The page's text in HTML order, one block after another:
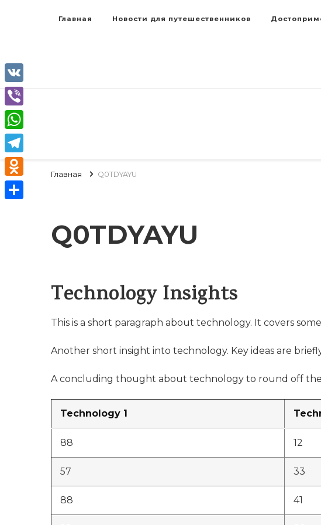
Главная Новости для путешественников
Главная Q0TDYAYU
Q0TDYAYU
Technology Insights
This is a short paragraph about technology. It covers
Another short insight into technology. Key ideas are
A concluding thought about technology to round off
Technology 1
88 12
57 33
88 41
VK
Viber
WhatsApp
Telegram
Odnoklassniki